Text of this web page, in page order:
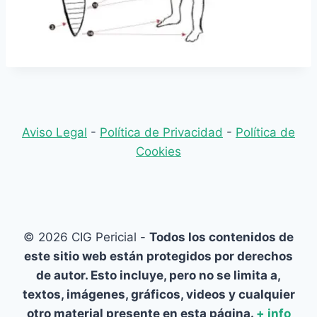
Aviso Legal - Política de Privacidad - Política de
Cookies
© 2026 CIG Pericial - Todos los contenidos de
este sitio web están protegidos por derechos
de autor. Esto incluye, pero no se limita a,
textos, imágenes, gráficos, videos y cualquier
otro material presente en esta página. + info